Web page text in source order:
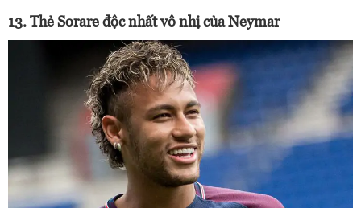
13. Thẻ Sorare độc nhất vô nhị của Neymar